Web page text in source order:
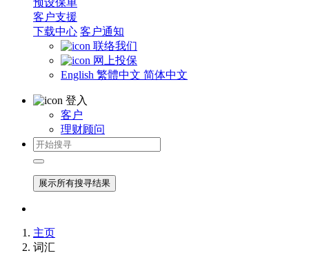
预设保单
客户支援
下载中心 客户通知
联络我们
网上投保
English 繁體中文 简体中文
登入
客户
理财顾问
展示所有搜寻结果
主页
词汇